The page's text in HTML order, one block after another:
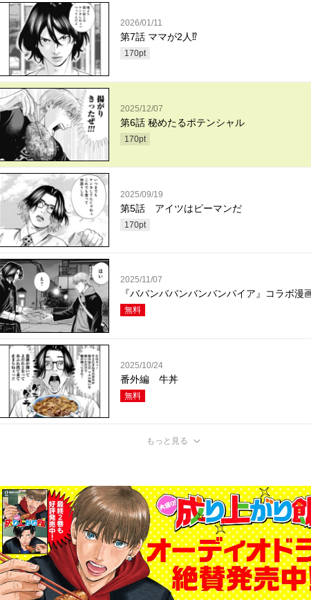
2026/01/11
第7話 ママが2人⁉
170pt
2025/12/07
第6話 秘めたるポテンシャル
170pt
2025/09/19
第5話 アイツはピーマンだ
170pt
2025/11/07
『ババンババンバンバンパイア』コラボ漫
無料
2025/10/24
番外編 牛丼
無料
もっと見る